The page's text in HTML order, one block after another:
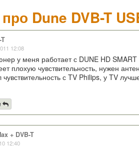
про Dune DVB-T
12:08
у меня работает с DUNE HD
плохую чувствительность, нужен
чувствительность с TV Philips, у TV
+ DVB-T
12:40